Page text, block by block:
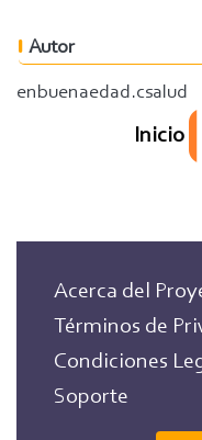
Autor
enbuenaedad.csalud
Inicio
Acerca del
Términos de
Condiciones
Soporte